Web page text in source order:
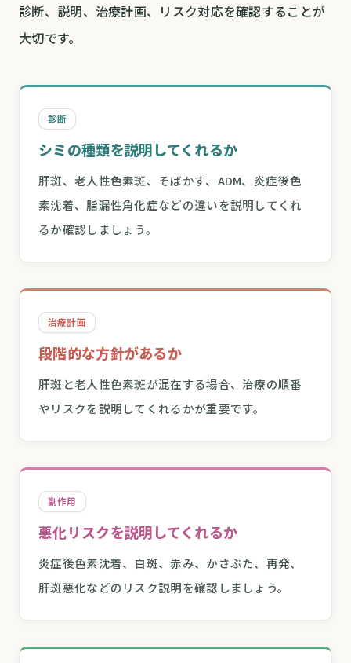
診断、説明、治療計画、リスク対応を確認することが
大切です。
診断
シミの種類を説明してくれるか
肝斑、老人性色素斑、そばかす、ADM、炎症後色
素沈着、脂漏性角化症などの違いを説明してくれ
るか確認しましょう。
治療計画
段階的な方針があるか
肝斑と老人性色素斑が混在する場合、治療の順番
やリスクを説明してくれるかが重要です。
副作用
悪化リスクを説明してくれるか
炎症後色素沈着、白斑、赤み、かさぶた、再発、
肝斑悪化などのリスク説明を確認しましょう。